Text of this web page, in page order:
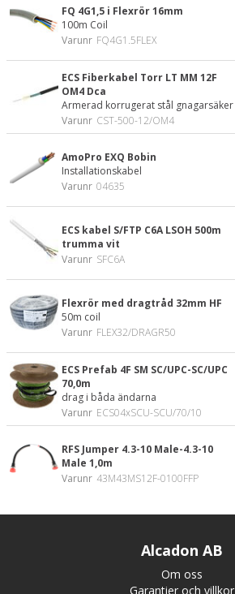
FQ 4G1,5 i Flexrör 16mm
100m Coil
Varunr FQ4G1.5FLEX
ECS Fiberkabel Torr LT MM 12F
OM4 Dca
Armerad korrugerat stål gnagarsäker
Varunr CST-500-12/OM4
AmoPro EXQ Bobin
Installationskabel
Varunr 04635
ECS kabel S/FTP C6A LSOH 500m
trumma vit
Varunr SFC6A
Flexrör med dragtråd 32mm HF
50m coil
Varunr FLEX32/DRAGR50
ECS Prefab 4F SM SC/UPC-SC/UPC
70,0m
drag i båda ändarna
Varunr ECS04xSCU-SCU/70/10
RFS Jumper 4.3-10 Male-4.3-10
Male 1,0m
Varunr 43M43MS12F-0100FFP
Alcadon AB
Om oss
Garantier och villkor